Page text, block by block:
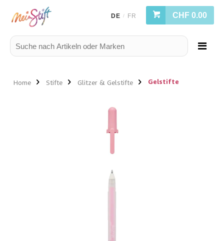
DE / FR CHF 0.00
Home Stifte Glitzer & Gelstifte Gelstifte